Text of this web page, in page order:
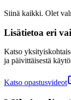
Siinä kaikki. Olet
Lisätietoa eri
Katso
ja päivittäisestä
Katso opastusvideot